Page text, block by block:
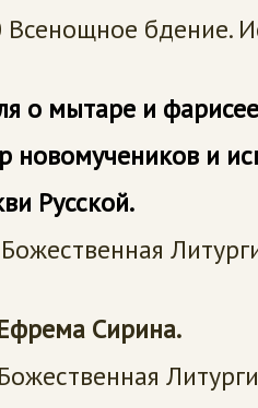
бдение.
о мытаре и
новомучеников и
Сирина.